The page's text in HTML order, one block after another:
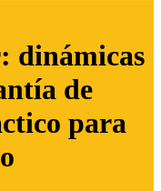
dinámicas
de
para